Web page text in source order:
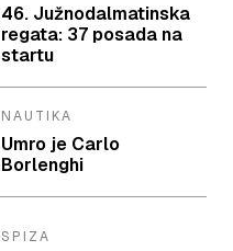
46. Južnodalmatinska
regata: 37 posada na
startu
NAUTIKA
Umro je Carlo
Borlenghi
SPIZA